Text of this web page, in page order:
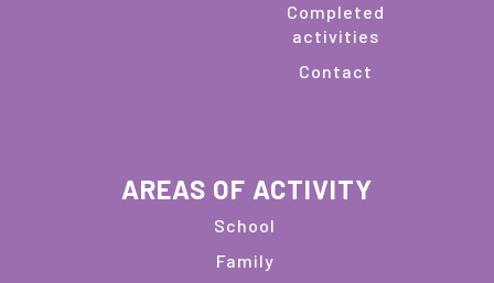
Completed
activities
Contact
AREAS OF ACTIVITY
School
Family